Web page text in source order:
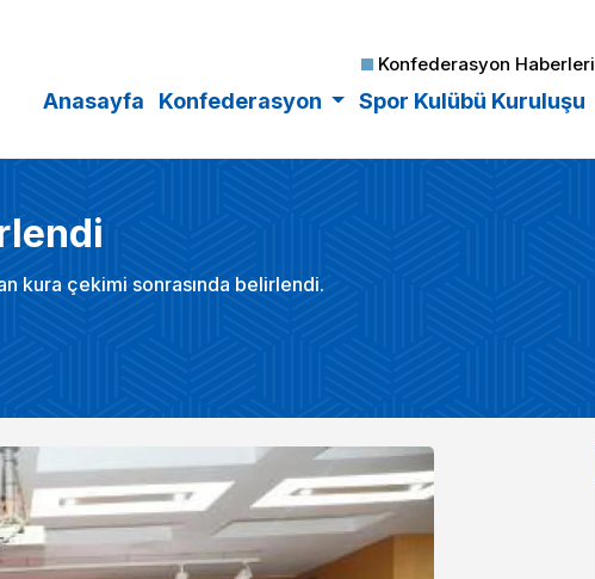
Konfederasyon Haberleri
Anasayfa Konfederasyon Spor Kulübü Kuruluşu
kura çekimi sonrasında belirlendi.